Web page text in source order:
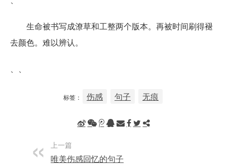
生命被书写成潦草和工整两个版本。再被时间刷得褪
去颜色。难以辨认。
标签： 伤感 句子 无痕
上一篇
唯美伤感回忆的句子